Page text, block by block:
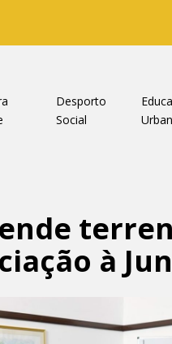
Desporto
Social
à